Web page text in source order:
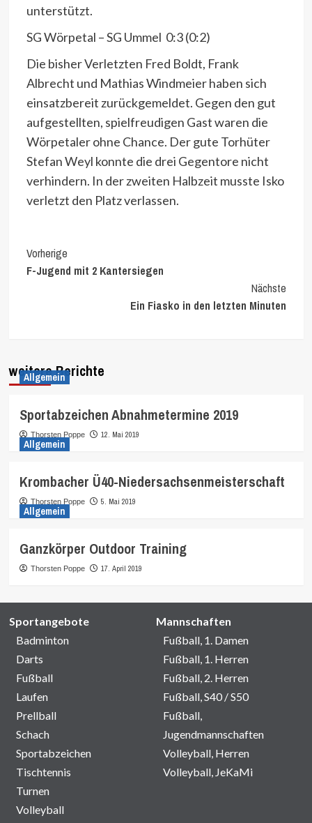
unterstützt.
SG Wörpetal – SG Ummel 0:3 (0:2)
Die bisher Verletzten Fred Boldt, Frank
Albrecht und Mathias Windmeier haben sich
einsatzbereit zurückgemeldet. Gegen den gut
aufgestellten, spielfreudigen Gast waren die
Wörpetaler ohne Chance. Der gute Torhüter
Stefan Weyl konnte die drei Gegentore nicht
verhindern. In der zweiten Halbzeit musste Isko
verletzt den Platz verlassen.
Continue
Reading
Vorherige
F-Jugend mit 2 Kantersiegen
Nächste
Ein Fiasko in den letzten Minuten
weitere Berichte
Allgemein
Sportabzeichen Abnahmetermine 2019
Thorsten Poppe 12. Mai 2019
Allgemein
Krombacher Ü40-Niedersachsenmeisterschaft
Thorsten Poppe 5. Mai 2019
Allgemein
Ganzkörper Outdoor Training
Thorsten Poppe 17. April 2019
Sportangebote
Badminton
Darts
Fußball
Laufen
Prellball
Schach
Sportabzeichen
Tischtennis
Turnen
Volleyball
Mannschaften
Fußball, 1. Damen
Fußball, 1. Herren
Fußball, 2. Herren
Fußball, S40 / S50
Fußball,
Jugendmannschaften
Volleyball, Herren
Volleyball, JeKaMi